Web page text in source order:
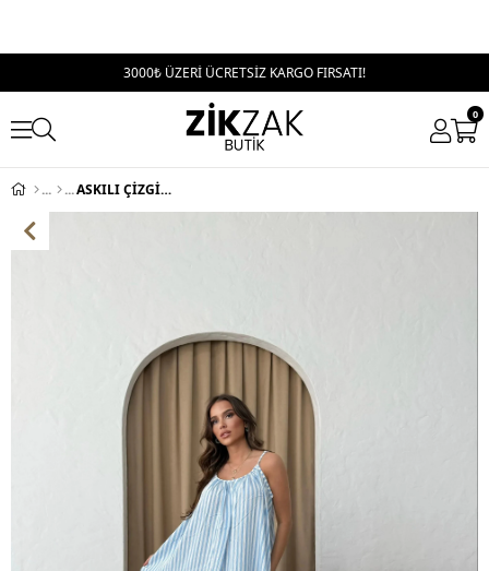
3000₺ ÜZERİ ÜCRETSİZ KARGO FIRSATI!
0
ASKILI ÇİZGİLİ UZUN KETEN ELBİSE MAVİ